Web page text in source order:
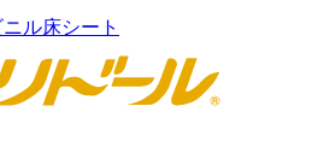
ル床シート